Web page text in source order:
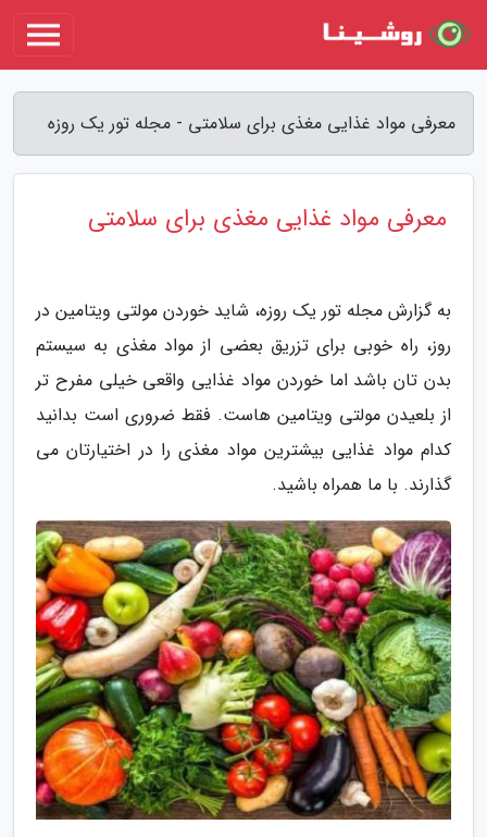
معرفی مواد غذایی مغذی برای سلامتی - مجله تور یک روزه
معرفی مواد غذایی مغذی برای سلامتی
به گزارش مجله تور یک روزه، شاید خوردن مولتی ویتامین در
روز، راه خوبی برای تزریق بعضی از مواد مغذی به سیستم
بدن تان باشد اما خوردن مواد غذایی واقعی خیلی مفرح تر
از بلعیدن مولتی ویتامین هاست. فقط ضروری است بدانید
کدام مواد غذایی بیشترین مواد مغذی را در اختیارتان می
گذارند. با ما همراه باشید.